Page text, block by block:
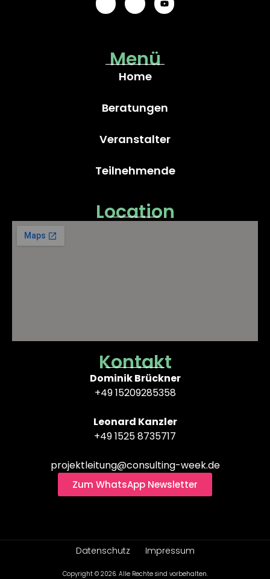
Menü
Home
Beratungen
Veranstalter
Teilnehmende
Location
Kontakt
Dominik Brückner
+49 15209285358
Leonard Kanzler
+49 1525 8735717
projektleitung@consulting-week.de
Zum WhatsApp Newsletter
Datenschutz Impressum
Copyright © 2026. Alle Rechte sind vorbehalten.